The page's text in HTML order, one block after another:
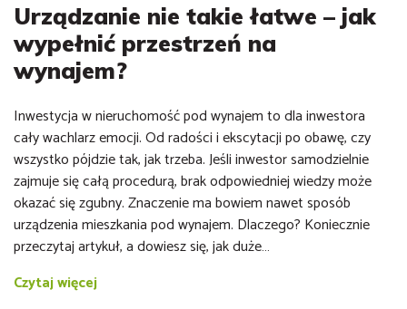
Urządzanie nie takie łatwe – jak
wypełnić przestrzeń na
wynajem?
Inwestycja w nieruchomość pod wynajem to dla inwestora
cały wachlarz emocji. Od radości i ekscytacji po obawę, czy
wszystko pójdzie tak, jak trzeba. Jeśli inwestor samodzielnie
zajmuje się całą procedurą, brak odpowiedniej wiedzy może
okazać się zgubny. Znaczenie ma bowiem nawet sposób
urządzenia mieszkania pod wynajem. Dlaczego? Koniecznie
przeczytaj artykuł, a dowiesz się, jak duże…
Czytaj więcej